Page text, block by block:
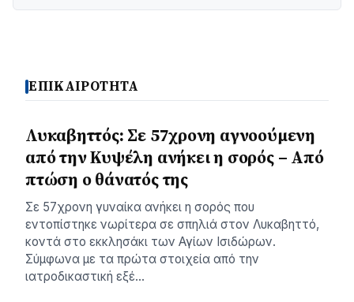
ΕΠΙΚΑΙΡΟΤΗΤΑ
Λυκαβηττός: Σε 57χρονη αγνοούμενη
από την Κυψέλη ανήκει η σορός – Από
πτώση ο θάνατός της
Σε 57χρονη γυναίκα ανήκει η σορός που
εντοπίστηκε νωρίτερα σε σπηλιά στον Λυκαβηττό,
κοντά στο εκκλησάκι των Αγίων Ισιδώρων.
Σύμφωνα με τα πρώτα στοιχεία από την
ιατροδικαστική εξέ…